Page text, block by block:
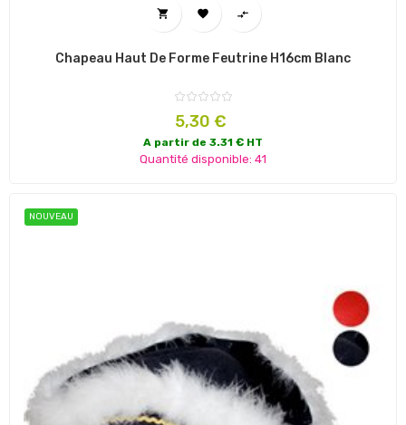
  
Chapeau Haut De Forme Feutrine H16cm Blanc
Prix
5,30 €
A partir de 3.31 € HT
Quantité disponible: 41
NOUVEAU